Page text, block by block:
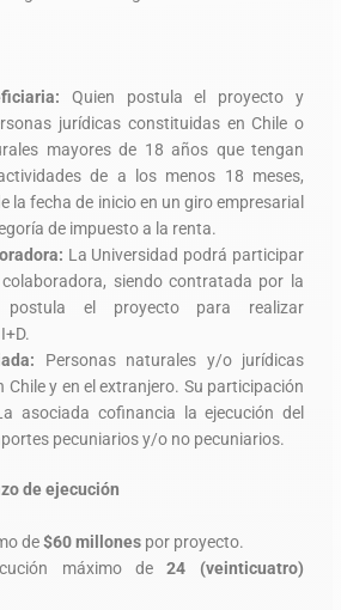
Quien postula el proyecto y
jurídicas constituidas en Chile o
mayores de 18 años que tengan
de a los menos 18 meses,
la fecha de inicio en un giro empresarial
de impuesto a la renta.
La Universidad podrá participar
siendo contratada por la
postula el proyecto para realizar
Personas naturales y/o jurídicas
Chile y en el extranjero. Su participación
asociada cofinancia la ejecución del
pecuniarios y/o no pecuniarios.
de ejecución
de$60 millones por proyecto.
máximo de24 (veinticuatro)